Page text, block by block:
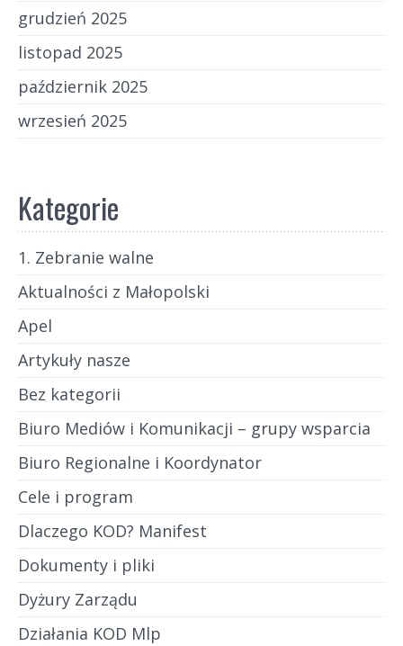
grudzień 2025
listopad 2025
październik 2025
wrzesień 2025
Kategorie
1. Zebranie walne
Aktualności z Małopolski
Apel
Artykuły nasze
Bez kategorii
Biuro Mediów i Komunikacji – grupy wsparcia
Biuro Regionalne i Koordynator
Cele i program
Dlaczego KOD? Manifest
Dokumenty i pliki
Dyżury Zarządu
Działania KOD Mlp